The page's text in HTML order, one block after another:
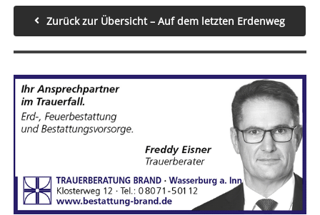
Zurück zur Übersicht – Auf dem letzten Erdenweg